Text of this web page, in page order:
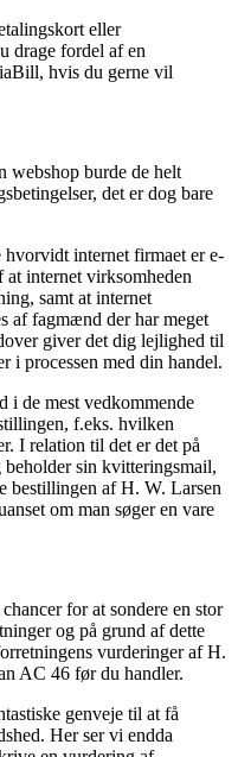
eller
drage fordel af en
hvis du gerne vil
webshop burde de helt
det er dog bare
internet firmaet er e-
internet virksomheden
samt at internet
af fagmænd der har meget
giver det dig lejlighed til
i processen med din handel.
i de mest vedkommende
f.eks. hvilken
I relation til det er det på
beholder sin kvitteringsmail,
bestillingen af H. W. Larsen
om man søger en vare
for at sondere en stor
og på grund af dette
vurderinger af H.
AC 46 før du handler.
genveje til at få
Her ser vi endda